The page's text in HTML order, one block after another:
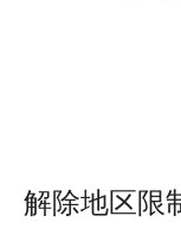
解除地区限